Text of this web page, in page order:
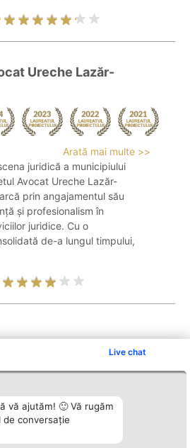
Live chat
vă ajutăm! 🙂 Vă rugăm
conversație
Ureche Lazăr-
Arată mai multe >>
juridică a municipiului
Avocat Ureche Lazăr-
prin angajamentul său
și profesionalism în
juridice. Cu o
de-a lungul timpului,
Plebiscyt